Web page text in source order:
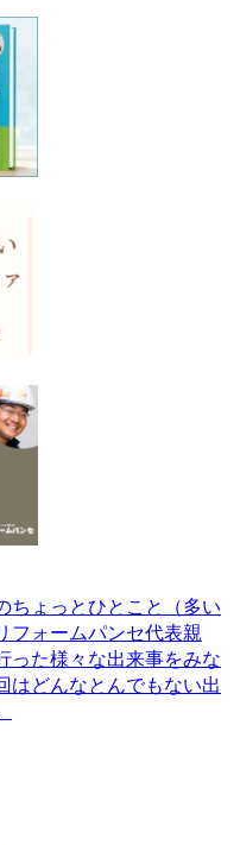
ちょっとひとこと（多い
フォームパンセ代表親
った様々な出来事をみな
はどんなとんでもない出